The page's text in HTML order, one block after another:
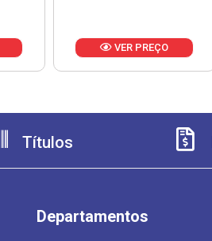
VER PREÇO
Títulos
Departamentos